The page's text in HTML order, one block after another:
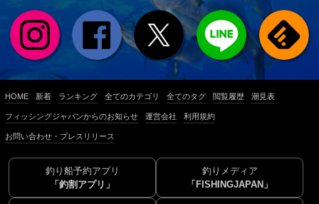
HOME 新着 ランキング 全てのカテゴリ 全てのタグ 閲覧履歴 潮見表
フィッシングジャパンからのお知らせ 運営会社 利用規約
お問い合わせ・プレスリリース
釣り船予約アプリ
「釣割アプリ」
釣りメディア
「FISHINGJAPAN」